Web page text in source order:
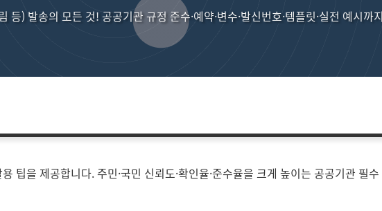
등) 발송의 모든 것! 공공기관 규정 준수·예약·변수·발신번호·템플릿·실전 예시
팁을 제공합니다. 주민·국민 신뢰도·확인율·준수율을 크게 높이는 공공기관 필